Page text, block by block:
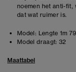
noemen het anti-fit,
dat wat ruimer is.
Model: Lengte 1m
Model draagt: 32
Maattabel